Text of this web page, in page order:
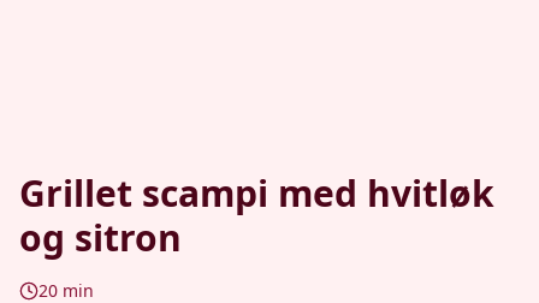
Grillet scampi med hvitløk
og sitron
20 min